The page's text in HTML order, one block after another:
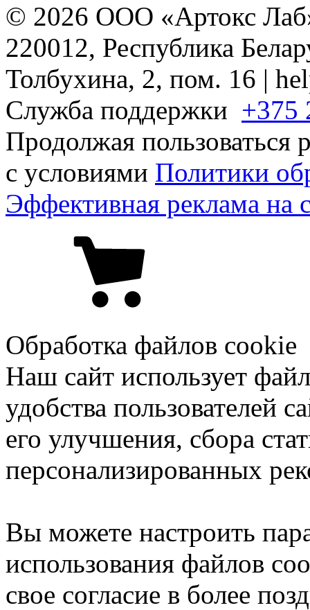
© 2026 ООО «Артокс
220012, Республика
Толбухина, 2, пом. 16 |
Служба поддержки +375
Продолжая пользоваться
с условиями Политики
Эффективная реклама на
Обработка файлов cookie
Наш сайт использует
удобства пользователей
его улучшения, сбора
персонализированных
Вы можете настроить
использования файлов
свое согласие в более